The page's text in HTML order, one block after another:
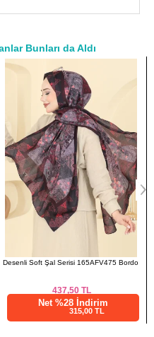
Bunları da Aldı
Desenli Soft Şal Serisi 165AFV475 Bordo
437,50 TL
Net %28 İndirim
315,00 TL